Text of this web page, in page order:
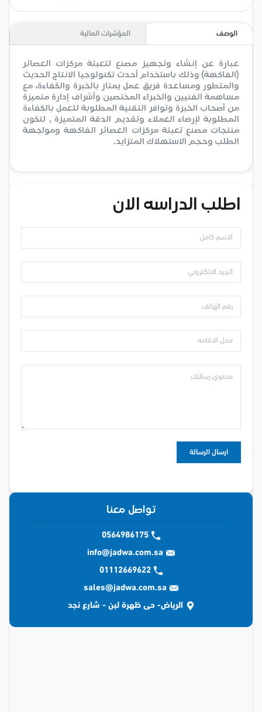
الوصف المؤشرات المالية
عبارة عن إنشاء وتجهيز مصنع لتعبئة مركزات العصائر
(الفاكهة) وذلك باستخدام أحدث تكنولوجيا الانتاج الحديث
والمتطور ومساعدة فريق عمل يمتاز بالخبرة والكفاءة، مع
مساهمة الفنيين والخبراء المختصين وأشراف إدارة متميزة
من أصحاب الخبرة وتوافر التقنية المطلوبة للعمل بالكفاءة
المطلوبة لإرضاء العملاء وتقديم الدقة المتميزة , لتكون
منتجات مصنع تعبئة مركزات العصائر الفاكهة ومواجهة
الطلب وحجم الاستهلاك المتزايد.
اطلب الدراسه الان
تواصل معنا
0564986175
info@jadwa.com.sa
01112669622
sales@jadwa.com.sa
الرياض- حى ظهرة لبن - شارع نجد